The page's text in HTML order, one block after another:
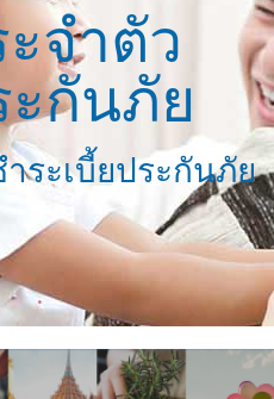
จำตัว
ะกันภัย
ระเบี้ยประกันภัย